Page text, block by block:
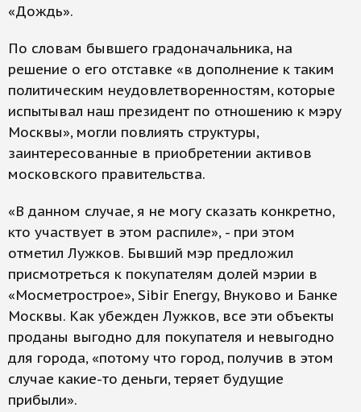
«Дождь».
По словам бывшего градоначальника, на
решение о его отставке «в дополнение к таким
политическим неудовлетворенностям, которые
испытывал наш президент по отношению к мэру
Москвы», могли повлиять структуры,
заинтересованные в приобретении активов
московского правительства.
«В данном случае, я не могу сказать конкретно,
кто участвует в этом распиле», - при этом
отметил Лужков. Бывший мэр предложил
присмотреться к покупателям долей мэрии в
«Мосметрострое», Sibir Energy, Внуково и Банке
Москвы. Как убежден Лужков, все эти объекты
проданы выгодно для покупателя и невыгодно
для города, «потому что город, получив в этом
случае какие-то деньги, теряет будущие
прибыли».